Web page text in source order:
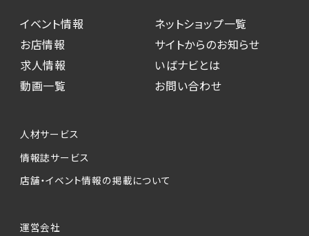
イベント情報
お店情報
求人情報
動画一覧
ネットショップ一覧
サイトからのお知らせ
いばナビとは
お問い合わせ
人材サービス
情報誌サービス
店舗・イベント情報の掲載について
運営会社